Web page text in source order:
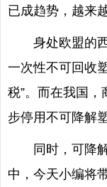
已成趋势，越来
身处欧盟的
一次性不可回收
税”。而在我国
步停用不可降解
同时，可降
中，今天小编将